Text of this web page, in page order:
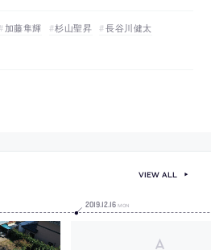
加藤隼輝 杉山聖昇 長谷川健太
2019.12.16 MON
VIEW ALL